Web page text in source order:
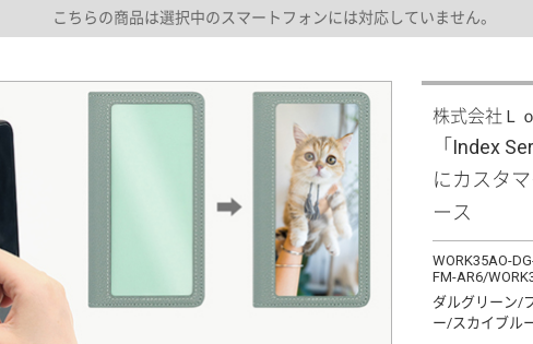
こちらの商品は選択中のスマートフォンには対応していません。
株式会社Ｌ
「Index
にカスタ
ース
WORK35AO-
FM-AR6/
ダルグリーン/
ー/スカイブル